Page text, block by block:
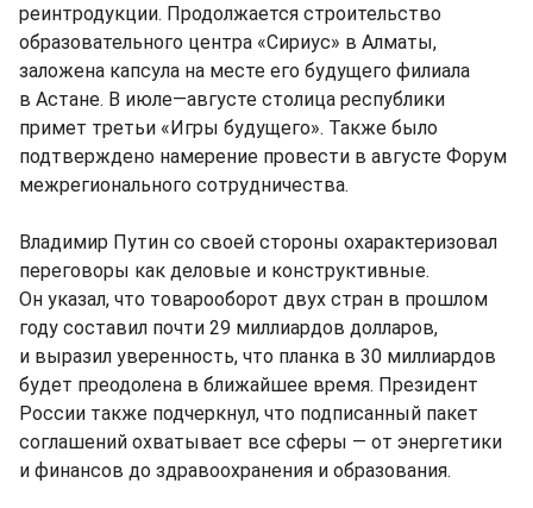
реинтродукции. Продолжается строительство
образовательного центра «Сириус» в Алматы,
заложена капсула на месте его будущего филиала
в Астане. В июле—августе столица республики
примет третьи «Игры будущего». Также было
подтверждено намерение провести в августе Форум
межрегионального сотрудничества.
Владимир Путин со своей стороны охарактеризовал
переговоры как деловые и конструктивные.
Он указал, что товарооборот двух стран в прошлом
году составил почти 29 миллиардов долларов,
и выразил уверенность, что планка в 30 миллиардов
будет преодолена в ближайшее время. Президент
России также подчеркнул, что подписанный пакет
соглашений охватывает все сферы — от энергетики
и финансов до здравоохранения и образования.